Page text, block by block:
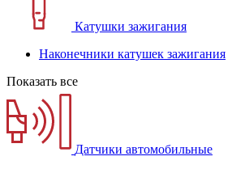
Катушки зажигания
Наконечники катушек зажигания
Показать все
Датчики автомобильные